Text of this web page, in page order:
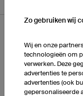
Zo gebruiken wij
Wij en onze
technologieën om
verwerken. Deze
advertenties te
advertenties (ook
gepersonaliseerde